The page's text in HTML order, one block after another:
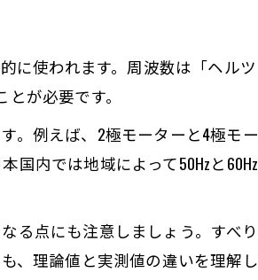
何か解説
120の意味と基礎概念
ー回転数計算手順
と極数・周波数の関係
な場面で使えるか
の注意点と活用法
単計測法を紹介
で手軽に計測する方法
使われます。周波数は「ヘル
が必要です。
。例えば、2極モーターと4極モ
内では地域によって50Hzと
る点にも注意しましょう。すべ
、理論値と実測値の違いを理解